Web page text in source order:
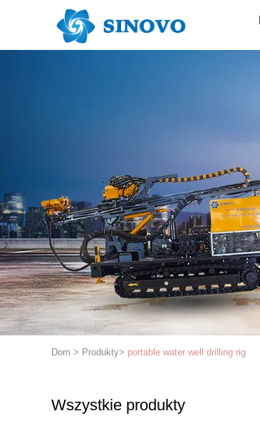
Dom > Produkty> portable water well drilling rig
Wszystkie produkty